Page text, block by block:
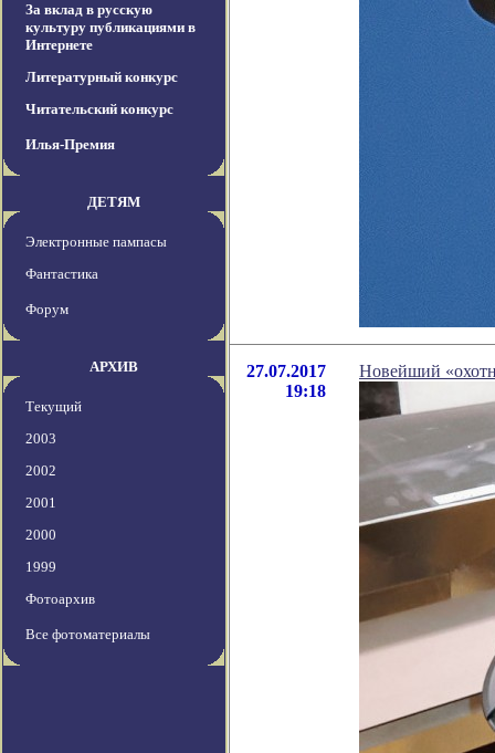
За вклад в русскую
культуру публикациями в
Интернете
Литературный конкурс
Читательский конкурс
Илья-Премия
ДЕТЯМ
Электронные пампасы
Фантастика
Форум
АРХИВ
Текущий
2003
2002
2001
2000
1999
Фотоархив
Все фотоматериалы
27.07.2017
19:18
Новейший